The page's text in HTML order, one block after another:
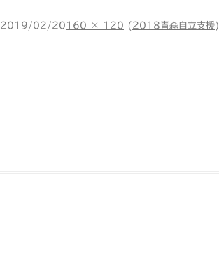
2019/02/20 160 × 120 ( 2018青森自立支援)